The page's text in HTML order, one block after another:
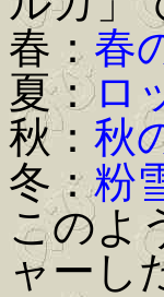
春： 春
夏：ロ
秋： 秋
冬：粉
このよ
ャーし